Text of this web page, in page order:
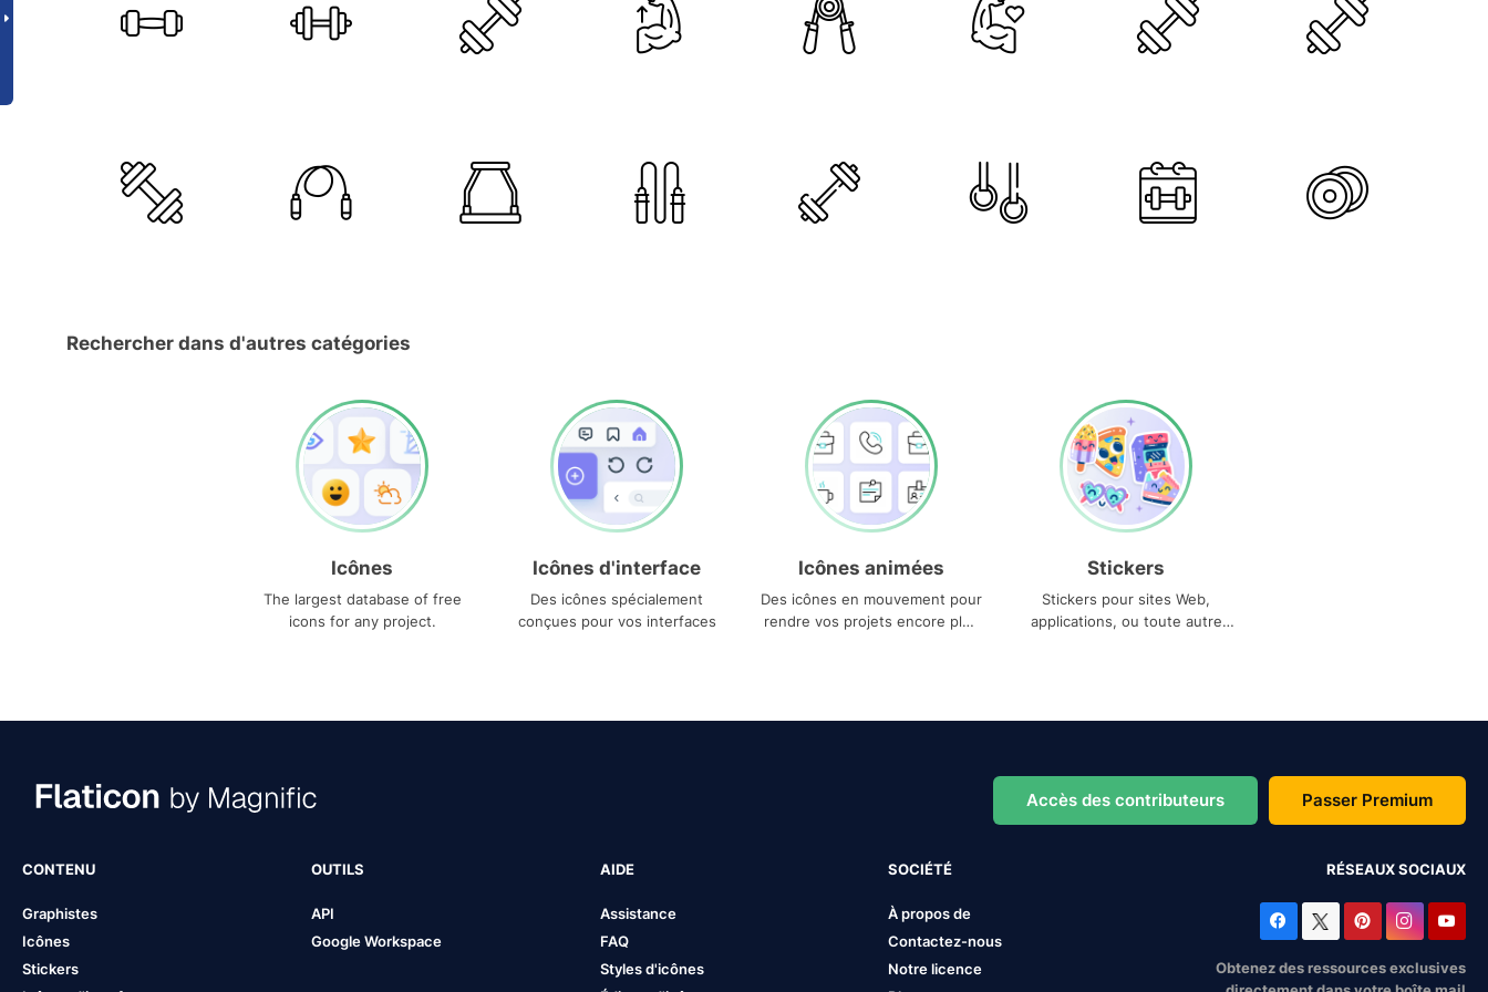
Rechercher dans d'autres catégories
Icônes
The largest database of free
icons for any project.
Icônes d'interface
Des icônes spécialement
conçues pour vos interfaces
Icônes animées
Des icônes en mouvement pour
rendre vos projets encore plus
Stickers
Stickers pour sites Web,
applications, ou toute autre
Accès des contributeurs Passer Premium
CONTENU
Graphistes
Icônes
Stickers
OUTILS
API
Google Workspace
AIDE
Assistance
FAQ
Styles d'icônes
SOCIÉTÉ
À propos de
Contactez-nous
Notre licence
RÉSEAUX SOCIAUX
Obtenez des ressources exclusives